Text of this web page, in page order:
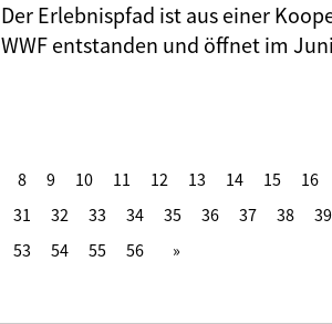
Der Erlebnispfad ist aus einer
WWF entstanden und öffnet im
8 9 10 11 12 13 14 15 16
31 32 33 34 35 36 37 38 39
53 54 55 56